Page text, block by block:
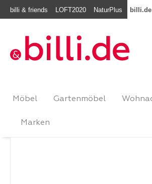
Hauptinhalt springen
Zur Suche springen
Zur Hauptnavigation springen
billi & friends LOFT2020 NaturPlus billi.de
Möbel Gartenmöbel
Marken